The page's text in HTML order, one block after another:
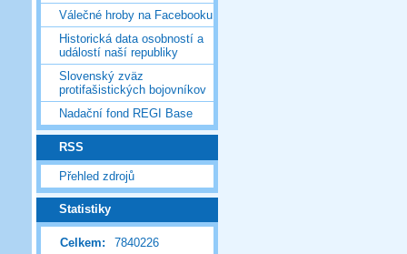
Válečné hroby na Facebooku
Historická data osobností a
událostí naší republiky
Slovenský zväz
protifašistických bojovníkov
Nadační fond REGI Base
RSS
Přehled zdrojů
Statistiky
Celkem:
7840226